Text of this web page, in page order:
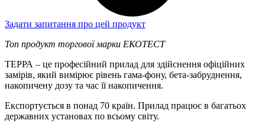
Задати запитання про цей продукт
Топ продукт торгової марки ЕКОТЕСТ
ТЕРРА – це професійний прилад для здійснення офіційних
замірів, який вимірює рівень гама-фону, бета-забруднення,
накопичену дозу та час її накопичення.
Експортується в понад 70 країн. Прилад працює в багатьох
державних установах по всьому світу.